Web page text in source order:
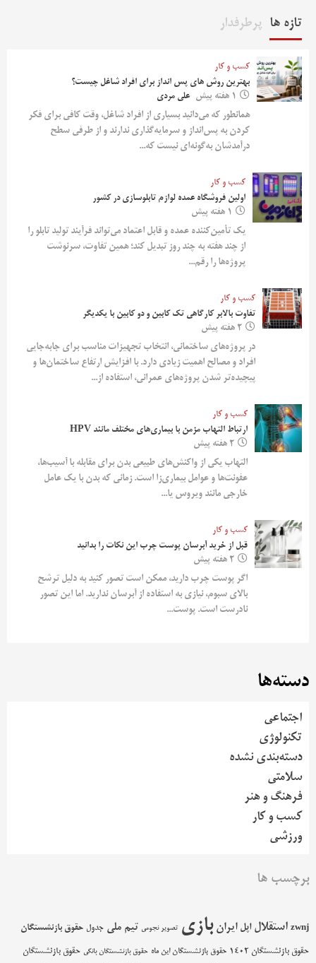
تازه ها پرطرفدار
کسب و کار
بهترین روش‌ های پس‌ انداز برای افراد شاغل چیست؟
1 هفته پیش
علی مردی
همانطور که می‌دانید بسیاری از افراد شاغل، وقت کافی برای فکر
کردن به پس‌انداز و سرمایه‌گذاری ندارند و از طرفی سطح
درآمدشان به‌گونه‌ای نیست که...
کسب و کار
اولین فروشگاه عمده لوازم تابلوسازی در کشور
1 هفته پیش
یک تأمین‌کننده عمده و قابل اعتماد می‌تواند فرآیند تولید تابلو را
از چند هفته به چند روز تبدیل کند؛ همین تفاوت، سرنوشت
پروژه‌ها را رقم...
کسب و کار
تفاوت بالابر کارگاهی تک کابین و دو کابین با یکدیگر
2 هفته پیش
در پروژه‌های ساختمانی، انتخاب تجهیزات مناسب برای جابه‌جایی
افراد و مصالح اهمیت زیادی دارد. با افزایش ارتفاع ساختمان‌ها و
پیچیده‌تر شدن پروژه‌های عمرانی، استفاده از...
کسب و کار
ارتباط التهاب مزمن با بیماری‌های مختلف مانند HPV
2 هفته پیش
التهاب یکی از واکنش‌های طبیعی بدن برای مقابله با آسیب‌ها،
عفونت‌ها و عوامل بیماری‌زا است. زمانی که بدن با یک عامل
خارجی مانند ویروس یا...
کسب و کار
قبل از خرید آبرسان پوست چرب این نکات را بدانید
2 هفته پیش
اگر پوست چرب دارید، ممکن است تصور کنید به دلیل ترشح
بالای سبوم، نیازی به استفاده از آبرسان ندارید. اما این تصور
نادرست است. پوست...
دسته‌ها
اجتماعی
تکنولوژی
دسته‌بندی نشده
سلامتی
فرهنگ و هنر
کسب و کار
ورزشی
برچسب ها
zwnj استقلال اپل ایران بازی تصویر نجومی تیم ملی جدول حقوق بازنشستگان
حقوق بازنشستگان 1402 حقوق بازنشستگان این ماه حقوق بازنشستگان بانکی حقوق بازنشستگان